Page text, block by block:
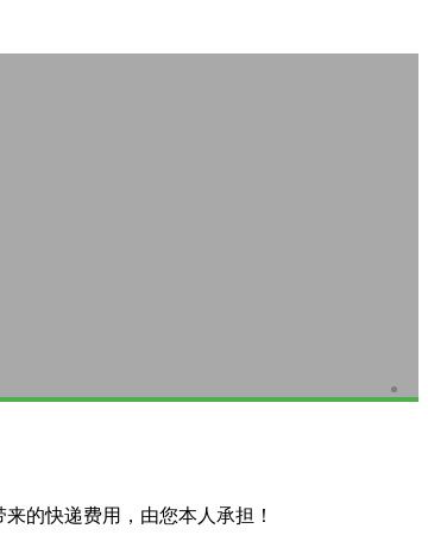
的快递费用，由您本人承担！